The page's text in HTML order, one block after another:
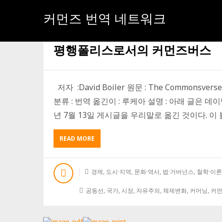
커먼즈 번역 네트워크
[태그:]평행폴리스
평행폴리스로서의 커먼즈버스
저자 :David Boiler 원문 : The
분류 : 번역 옮긴이 : 루케아 설명 : 아래 글은
년 7월 13일 게시글을 우리말로 옮긴 것이다. 이
READ MORE
B
O
T
행
폴
경제, 도시·지역, 문화·역사, 법·거버넌스, 철학·이론
공동선, 국가, 시장, 자유주의,체제변화, 커머닝, 커